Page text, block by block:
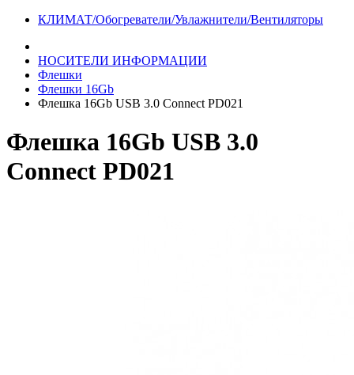
КЛИМАТ/Обогреватели/Увлажнители/Вентиляторы
НОСИТЕЛИ ИНФОРМАЦИИ
Флешки
Флешки 16Gb
Флешка 16Gb USB 3.0 Connect PD021
Флешка 16Gb USB 3.0
Connect PD021